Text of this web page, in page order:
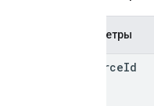
Параметры
resourceId